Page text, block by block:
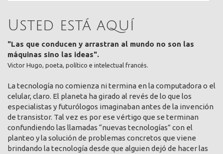
Usted está aquí
"Las que conducen y arrastran al mundo no son las
máquinas sino las ideas".
Victor Hugo, poeta, político e intelectual francés.
La tecnología no comienza ni termina en la computadora o el
celular, claro. El planeta ha girado al revés de lo que los
especialistas y futurólogos imaginaban antes de la invención
de transistor. Tal vez es por ese vértigo que se terminan
confundiendo las llamadas “nuevas tecnologías” con el
planteo y la solución de problemas concretos que viene
brindando la tecnología desde que alguien dejó de hacer las